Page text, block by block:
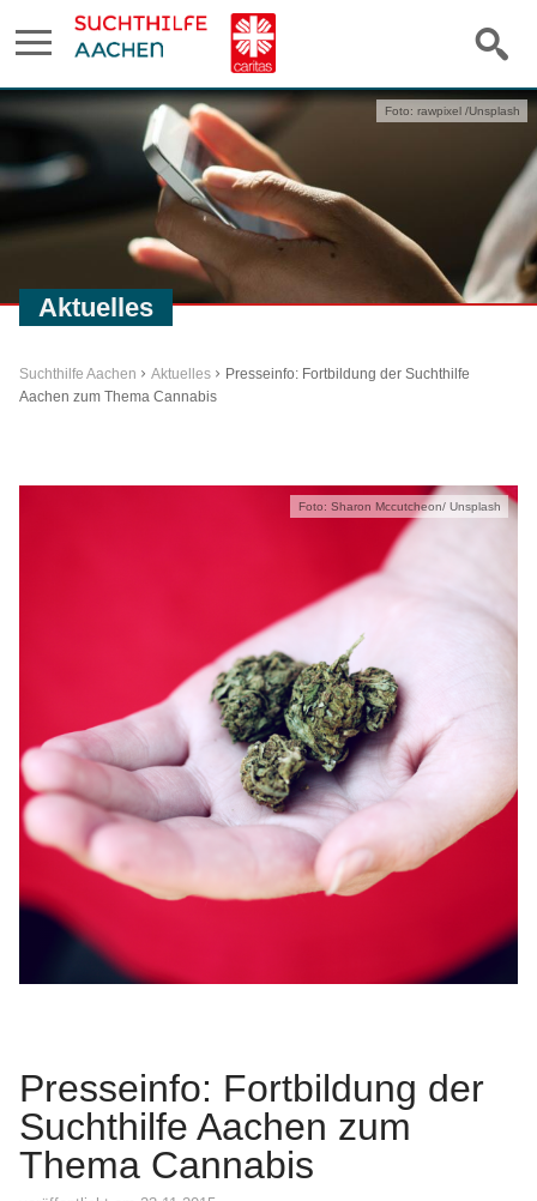
Aktuelles
Foto: rawpixel /Unsplash
Suchthilfe Aachen Aktuelles
Presseinfo: Fortbildung der Suchthilfe
Aachen zum Thema Cannabis
Presseinfo: Fortbildung der
Suchthilfe Aachen zum
Thema Cannabis
Foto: Sharon Mccutcheon/ Unsplash